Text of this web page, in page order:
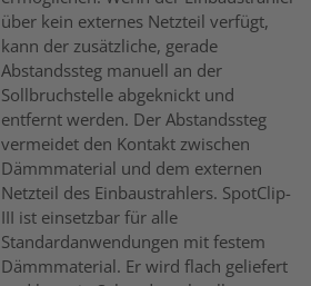
über kein externes Netzteil verfügt,
kann der zusätzliche, gerade
Abstandssteg manuell an der
Sollbruchstelle abgeknickt und
entfernt werden. Der Abstandssteg
vermeidet den Kontakt zwischen
Dämmmaterial und dem externen
Netzteil des Einbaustrahlers. SpotClip-
III ist einsetzbar für alle
Standardanwendungen mit festem
Dämmmaterial. Er wird flach geliefert